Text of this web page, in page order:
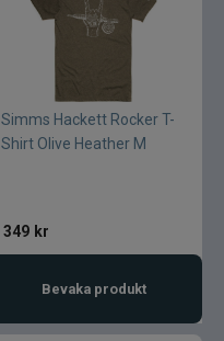
Simms Hackett Rocker T-
Shirt Olive Heather M
349 kr
Bevaka produkt